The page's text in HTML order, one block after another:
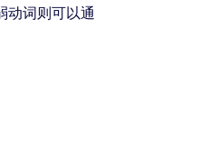
动词则可以通